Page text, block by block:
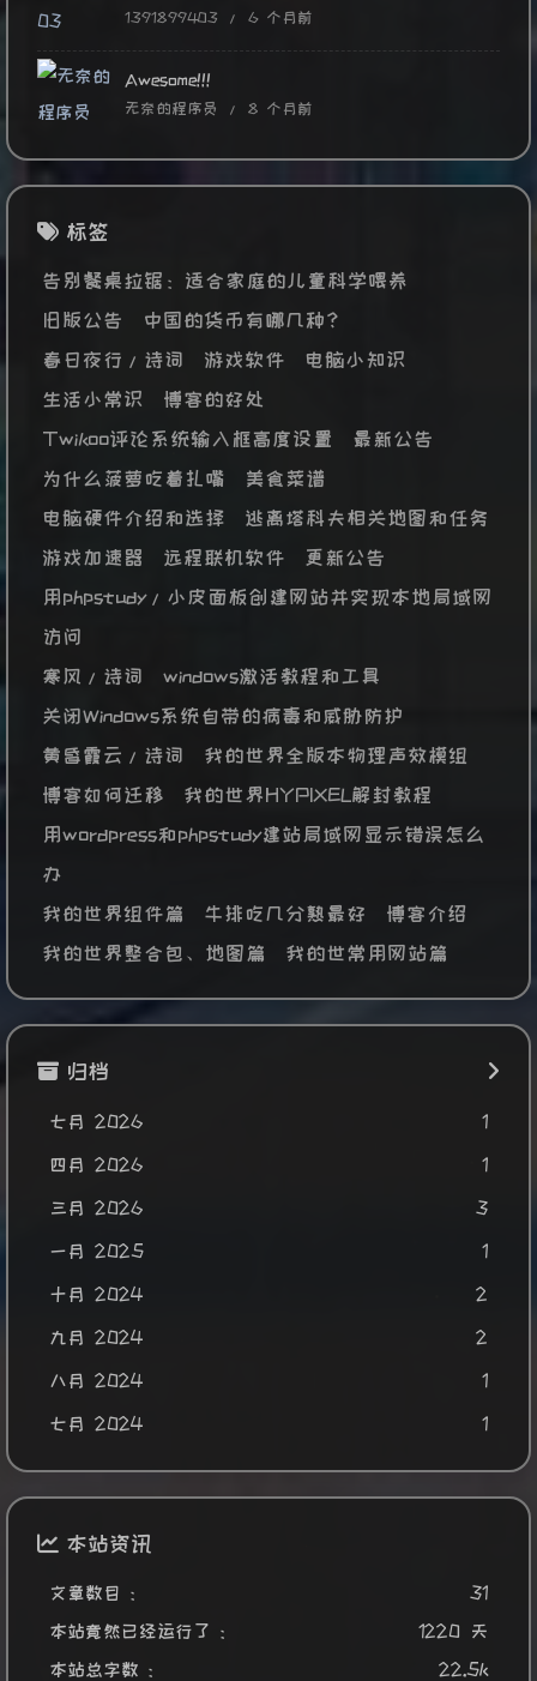
1391899403 / 6 个月前
Awesome!!!
无奈的程序员 / 8 个月前
标签
告别餐桌拉锯：适合家庭的儿童科学喂养
旧版公告
中国的货币有哪几种？
春日夜行/诗词
游戏软件
电脑小知识
生活小常识
博客的好处
Twikoo评论系统输入框高度设置
最新公告
为什么菠萝吃着扎嘴
美食菜谱
电脑硬件介绍和选择
逃离塔科夫相关地图和任务
游戏加速器
远程联机软件
更新公告
用phpstudy/小皮面板创建网站并实现本地局域网
访问
寒风/诗词
windows激活教程和工具
关闭Windows系统自带的病毒和威胁防护
黄昏霞云/诗词
我的世界全版本物理声效模组
博客如何迁移
我的世界HYPIXEL解封教程
用wordpress和phpstudy建站局域网显示错误怎么
办
我的世界组件篇
牛排吃几分熟最好
博客介绍
我的世界整合包、地图篇
我的世常用网站篇
归档
七月 2026 1
四月 2026 1
三月 2026 3
一月 2025 1
十月 2024 2
九月 2024 2
八月 2024 1
七月 2024 1
本站资讯
文章数目 :
31
本站竟然已经运行了 :
1220 天
本站总字数 :
22.5k